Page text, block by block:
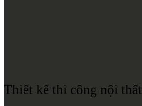
Thiết kế thi công nội thất